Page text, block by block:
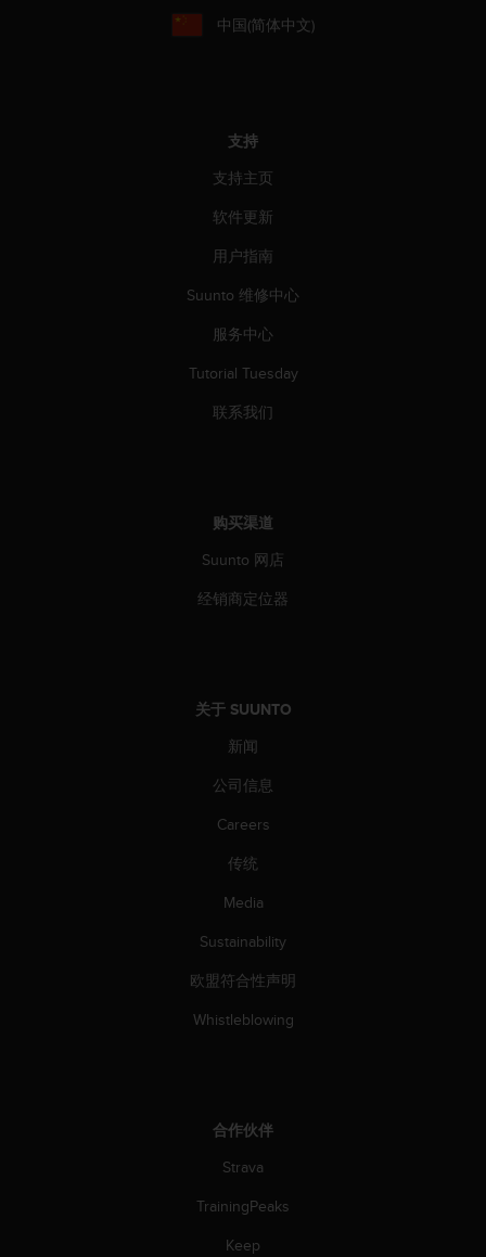
中国(简体中文)
支持
支持主页
软件更新
用户指南
Suunto 维修中心
服务中心
Tutorial Tuesday
联系我们
购买渠道
Suunto 网店
经销商定位器
关于 SUUNTO
新闻
公司信息
Careers
传统
Media
Sustainability
欧盟符合性声明
Whistleblowing
合作伙伴
Strava
TrainingPeaks
Keep